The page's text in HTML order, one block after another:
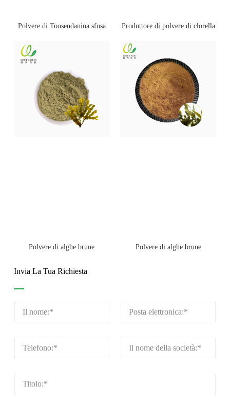
Polvere di Toosendanina sfusa Produttore di polvere di clorella
Polvere di alghe brune Polvere di alghe brune
Invia La Tua Richiesta